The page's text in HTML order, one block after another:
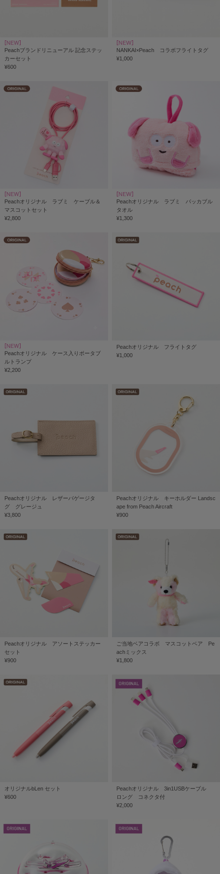
Peachブランドリニューアル 記念ステッ
カーセット
¥600
NANKAI×Peach コラボフライトタグ
¥1,000
Peachオリジナル ラブミ ケーブル＆
マスコットセット
¥2,800
Peachオリジナル ラブミ パッカブル
タオル
¥1,300
Peachオリジナル ケース入りポータブ
ルトランプ
¥2,200
Peachオリジナル フライトタグ
¥1,000
Peachオリジナル レザーバゲージタ
グ グレージュ
¥3,800
Peachオリジナル キーホルダー Landsc
ape from Peach Aircraft
¥900
Peachオリジナル アソートステッカー
セット
¥900
ご当地ベアコラボ マスコットベア Pe
achミックス
¥1,800
オリジナルbLen セット
¥600
Peachオリジナル 3in1USBケーブル
ロング コネクタ付
¥2,000